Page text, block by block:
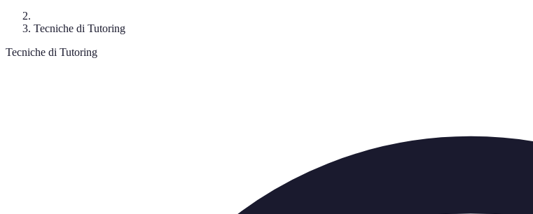
Tecniche di Tutoring
Tecniche di Tutoring